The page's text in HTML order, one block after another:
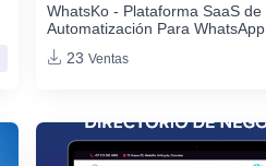
WhatsKo - Plataforma SaaS de
Automatización Para WhatsApp
23 Ventas